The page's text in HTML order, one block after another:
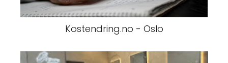
Kostendring.no - Oslo